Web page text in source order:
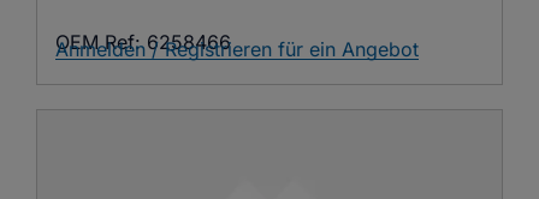
OEM Ref: 6258466
Anmelden / Registrieren für ein Angebot